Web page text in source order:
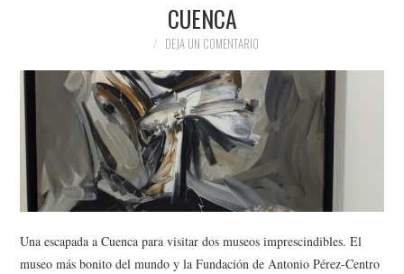
CUENCA
DEJA UN COMENTARIO
Una escapada a Cuenca para visitar dos museos imprescindibles. El
museo más bonito del mundo y la Fundación de Antonio Pérez-Centro